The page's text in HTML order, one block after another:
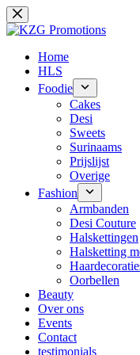
Ga
naar
inhoudHome
HLS
Foodie
Cakes
Desi
Sweets
Surinaams
Prijslijst
Overige
Fashion
Armbanden
Desi Couture
Halskettingen
Halsketting
Oorbellen
Beauty
Over ons
Events
Contact
testimonials